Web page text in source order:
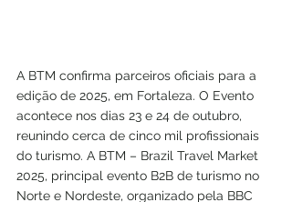
A BTM confirma parceiros oficiais para a
edição de 2025, em Fortaleza. O Evento
acontece nos dias 23 e 24 de outubro,
reunindo cerca de cinco mil profissionais
do turismo. A BTM – Brazil Travel Market
2025, principal evento B2B de turismo no
Norte e Nordeste, organizado pela BBC